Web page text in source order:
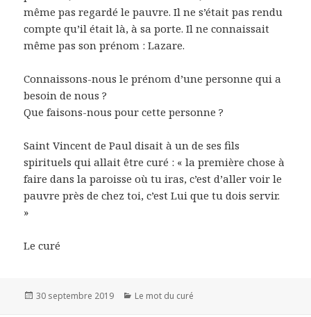
même pas regardé le pauvre. Il ne s’était pas rendu
compte qu’il était là, à sa porte. Il ne connaissait
même pas son prénom : Lazare.
Connaissons-nous le prénom d’une personne qui a
besoin de nous ?
Que faisons-nous pour cette personne ?
Saint Vincent de Paul disait à un de ses fils
spirituels qui allait être curé : « la première chose à
faire dans la paroisse où tu iras, c’est d’aller voir le
pauvre près de chez toi, c’est Lui que tu dois servir.
»
Le curé
Publié
30 septembre 2019 Catégories
Le mot du curé